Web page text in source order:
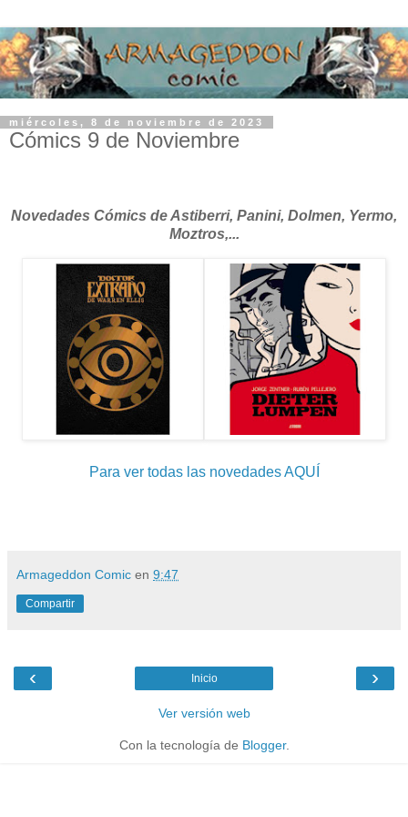
miércoles, 8 de noviembre de 2023
Cómics 9 de Noviembre
Novedades Cómics de Astiberri, Panini, Dolmen, Yermo,
Moztros,...
Para ver todas las novedades AQUÍ
Armageddon Comic en 9:47
Compartir
‹ ›
Inicio
Ver versión web
Con la tecnología de Blogger.